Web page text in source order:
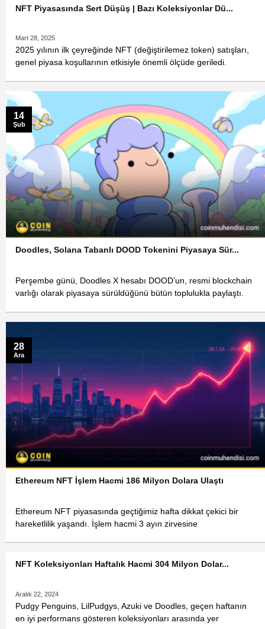
NFT Piyasasında Sert Düşüş | Bazı Koleksiyonlar Dü...
Mart 28, 2025
2025 yılının ilk çeyreğinde NFT (değiştirilemez token) satışları,
genel piyasa koşullarının etkisiyle önemli ölçüde geriledi.
Doodles, Solana Tabanlı DOOD Tokenini Piyasaya Sür...
Perşembe günü, Doodles X hesabı DOOD’un, resmi blockchain
varlığı olarak piyasaya sürüldüğünü bütün toplulukla paylaştı.
14
Şub
Ethereum NFT İşlem Hacmi 186 Milyon Dolara Ulaştı
Ethereum NFT piyasasında geçtiğimiz hafta dikkat çekici bir
hareketlilik yaşandı. İşlem hacmi 3 ayın zirvesine
28
Ara
NFT Koleksiyonları Haftalık Hacmi 304 Milyon Dolar...
Aralık 22, 2024
Pudgy Penguins, LilPudgys, Azuki ve Doodles, geçen haftanın
en iyi performans gösteren koleksiyonları arasında yer